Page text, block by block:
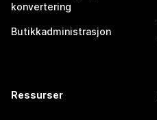
konvertering
Butikkadministrasjon
Ressurser